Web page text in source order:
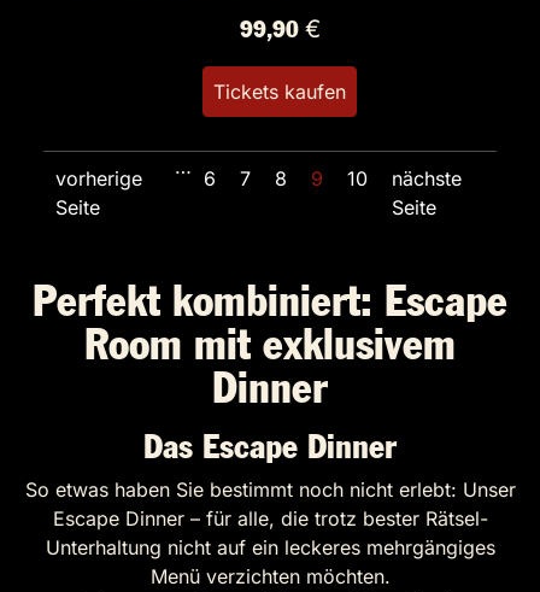
99,90 €
Tickets kaufen
vorherige
Seite
… 6 7 8 9 10
nächste
Seite
Perfekt kombiniert: Escape
Room mit exklusivem
Dinner
Das Escape Dinner
So etwas haben Sie bestimmt noch nicht erlebt: Unser
Escape Dinner – für alle, die trotz bester Rätsel-
Unterhaltung nicht auf ein leckeres mehrgängiges
Menü verzichten möchten.